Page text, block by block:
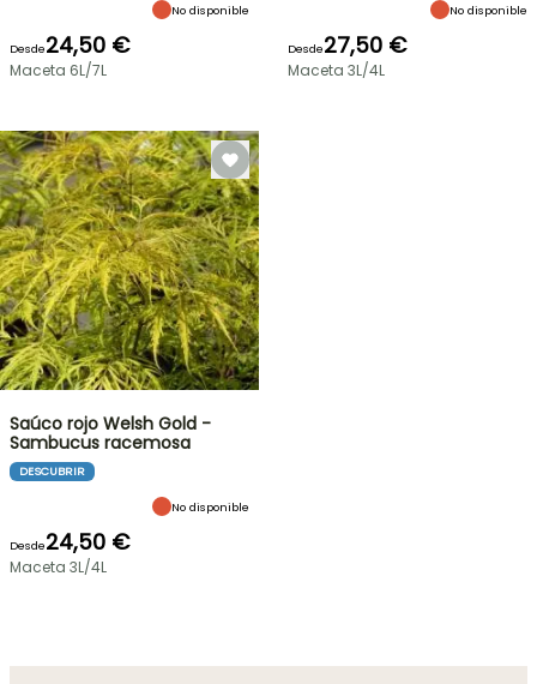
No disponible
Desde24,50 €
Maceta 6L/7L
No disponible
Desde27,50 €
Maceta 3L/4L
Saúco rojo Welsh Gold -
Sambucus racemosa
DESCUBRIR
No disponible
Desde24,50 €
Maceta 3L/4L